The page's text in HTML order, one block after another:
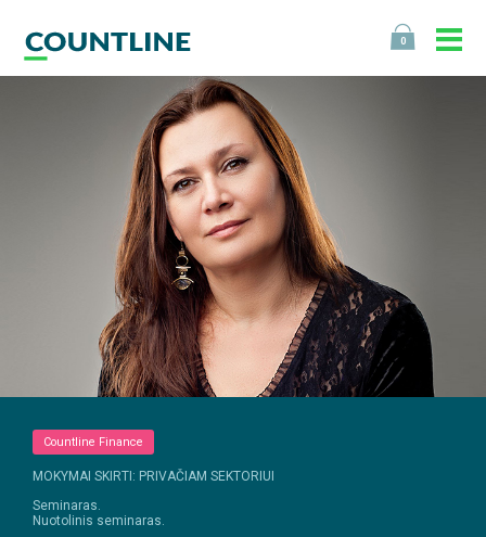
0
Countline Finance
MOKYMAI SKIRTI: PRIVAČIAM SEKTORIUI
Seminaras.
Nuotolinis seminaras.